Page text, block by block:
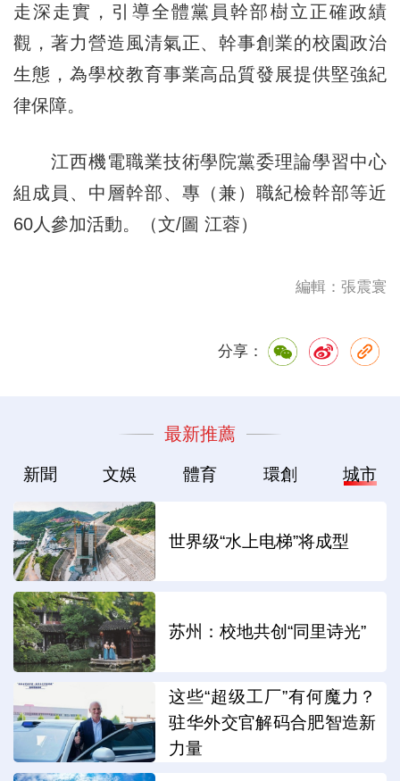
走深走實，引導全體黨員幹部樹立正確政績
觀，著力營造風清氣正、幹事創業的校園政治
生態，為學校教育事業高品質發展提供堅強紀
律保障。
江西機電職業技術學院黨委理論學習中心
組成員、中層幹部、專（兼）職紀檢幹部等近
60人參加活動。（文/圖 江蓉）
編輯：張震寰
分享：
最新推薦
新聞 文娛 體育 環創 城市
世界级“水上电梯”将成型
苏州：校地共创“同里诗光”
这些“超级工厂”有何魔力？
驻华外交官解码合肥智造新
力量